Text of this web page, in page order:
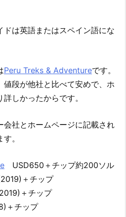
は英語またはスペイン語にな
Peru Treks & Adventureです。
値段が他社と比べて安めで、ホ
しかったからです。
会社とホームページに記載され
。
USD650＋チップ約200ソル
＋チップ
＋チップ
＋チップ